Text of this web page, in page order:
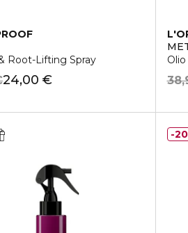
Root-Lifting Spray
24,00 €